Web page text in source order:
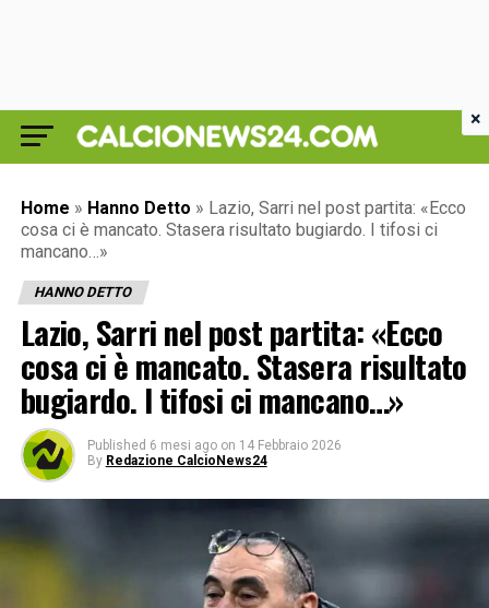
Home » Hanno Detto » Lazio, Sarri nel post partita: «Ecco
cosa ci è mancato. Stasera risultato bugiardo. I tifosi ci
mancano…»
HANNO DETTO
Lazio, Sarri nel post partita: «Ecco
cosa ci è mancato. Stasera risultato
bugiardo. I tifosi ci mancano…»
Published 6 mesi ago on 14 Febbraio 2026
By Redazione CalcioNews24
×